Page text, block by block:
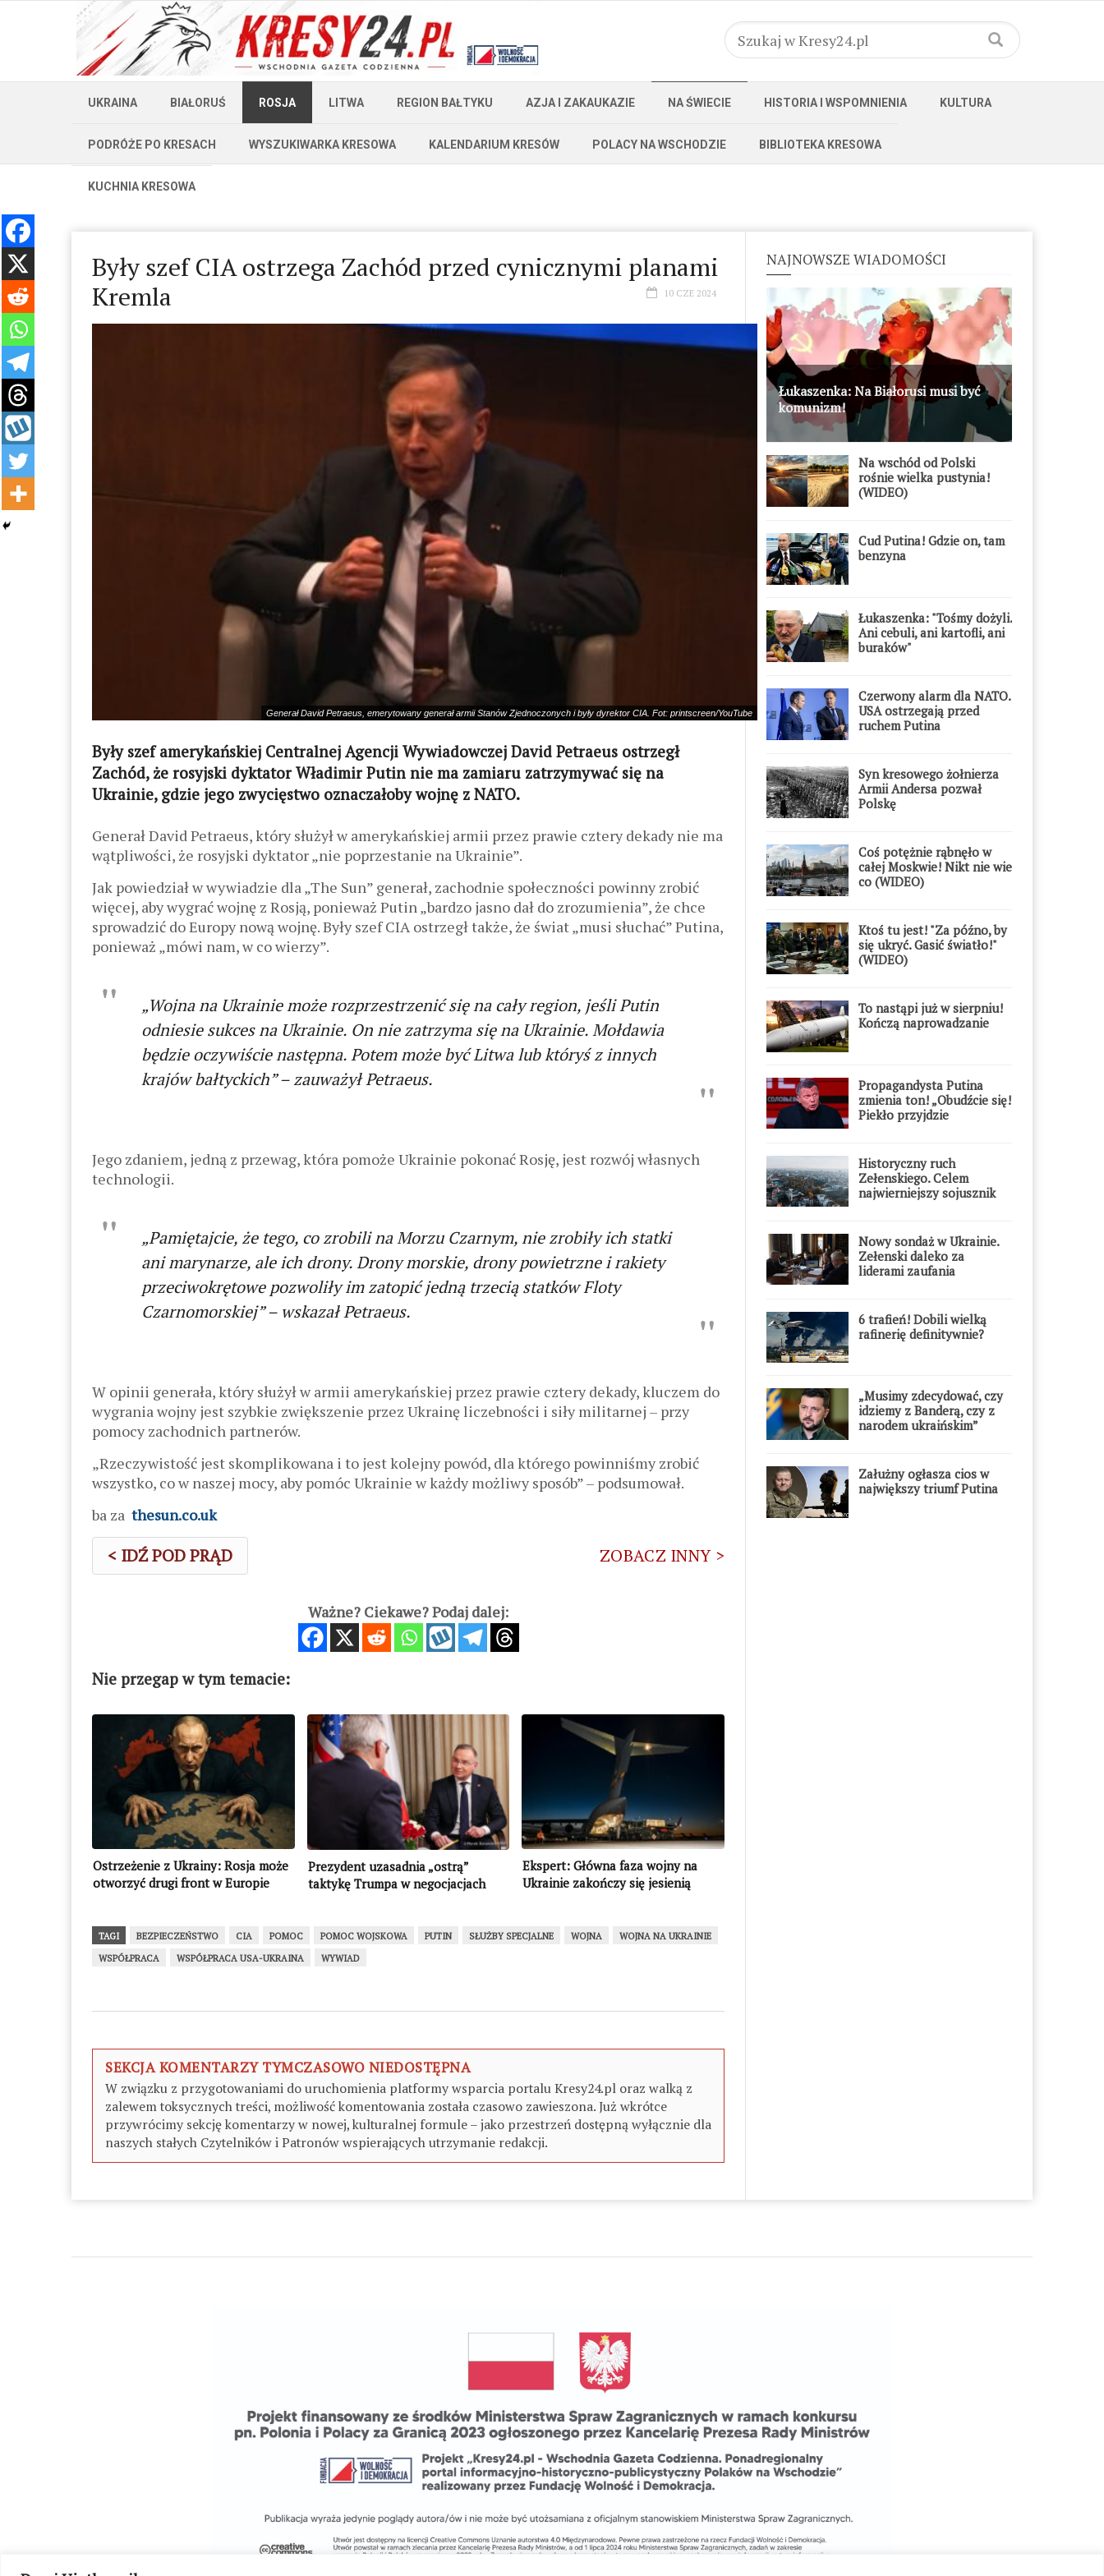
UKRAINA BIAŁORUŚ ROSJA LITWA REGION BAŁTYKU AZJA I ZAKAUKAZIE NA ŚWIECIE HISTORIA I WSPOMNIENIA KULTURA
PODRÓŻE PO KRESACH WYSZUKIWARKA KRESOWA KALENDARIUM KRESÓW POLACY NA WSCHODZIE BIBLIOTEKA KRESOWA
KUCHNIA KRESOWA
Były szef CIA ostrzega Zachód przed cynicznymi planami
Kremla
10 CZE 2024
Generał David Petraeus, emerytowany generał armii Stanów Zjednoczonych i były dyrektor CIA. Fot: printscreen/YouTube
Były szef amerykańskiej Centralnej Agencji Wywiadowczej David Petraeus ostrzegł
Zachód, że rosyjski dyktator Władimir Putin nie ma zamiaru zatrzymywać się na
Ukrainie, gdzie jego zwycięstwo oznaczałoby wojnę z NATO.
Generał David Petraeus, który służył w amerykańskiej armii przez prawie cztery dekady nie ma
wątpliwości, że rosyjski dyktator „nie poprzestanie na Ukrainie”.
Jak powiedział w wywiadzie dla „The Sun” generał, zachodnie społeczności powinny zrobić
więcej, aby wygrać wojnę z Rosją, ponieważ Putin „bardzo jasno dał do zrozumienia”, że chce
sprowadzić do Europy nową wojnę. Były szef CIA ostrzegł także, że świat „musi słuchać” Putina,
ponieważ „mówi nam, w co wierzy”.
„Wojna na Ukrainie może rozprzestrzenić się na cały region, jeśli Putin
odniesie sukces na Ukrainie. On nie zatrzyma się na Ukrainie. Mołdawia
będzie oczywiście następna. Potem może być Litwa lub któryś z innych
krajów bałtyckich” – zauważył Petraeus.
Jego zdaniem, jedną z przewag, która pomoże Ukrainie pokonać Rosję, jest rozwój własnych
technologii.
„Pamiętajcie, że tego, co zrobili na Morzu Czarnym, nie zrobiły ich statki
ani marynarze, ale ich drony. Drony morskie, drony powietrzne i rakiety
przeciwokrętowe pozwoliły im zatopić jedną trzecią statków Floty
Czarnomorskiej” – wskazał Petraeus.
W opinii generała, który służył w armii amerykańskiej przez prawie cztery dekady, kluczem do
wygrania wojny jest szybkie zwiększenie przez Ukrainę liczebności i siły militarnej – przy
pomocy zachodnich partnerów.
„Rzeczywistość jest skomplikowana i to jest kolejny powód, dla którego powinniśmy zrobić
wszystko, co w naszej mocy, aby pomóc Ukrainie w każdy możliwy sposób” – podsumował.
ba za thesun.co.uk
< IDŹ POD PRĄD ZOBACZ INNY >
Ważne? Ciekawe? Podaj dalej:
Nie przegap w tym temacie:
Ostrzeżenie z Ukrainy: Rosja może
otworzyć drugi front w Europie
Prezydent uzasadnia „ostrą”
taktykę Trumpa w negocjacjach
Ekspert: Główna faza wojny na
Ukrainie zakończy się jesienią
TAGI BEZPIECZEŃSTWO CIA POMOC POMOC WOJSKOWA PUTIN SŁUŻBY SPECJALNE WOJNA
WOJNA NA UKRAINIE
WSPÓŁPRACA
WSPÓŁPRACA USA-UKRAINA WYWIAD
SEKCJA KOMENTARZY TYMCZASOWO NIEDOSTĘPNA
W związku z przygotowaniami do uruchomienia platformy wsparcia portalu Kresy24.pl oraz walką z
zalewem toksycznych treści, możliwość komentowania została czasowo zawieszona. Już wkrótce
przywrócimy sekcję komentarzy w nowej, kulturalnej formule – jako przestrzeń dostępną wyłącznie dla
naszych stałych Czytelników i Patronów wspierających utrzymanie redakcji.
NAJNOWSZE WIADOMOŚCI
Łukaszenka: Na Białorusi musi być
komunizm!
Na wschód od Polski
rośnie wielka pustynia!
(WIDEO)
Cud Putina! Gdzie on, tam
benzyna
Łukaszenka: "Tośmy dożyli.
Ani cebuli, ani kartofli, ani
buraków"
Czerwony alarm dla NATO.
USA ostrzegają przed
ruchem Putina
Syn kresowego żołnierza
Armii Andersa pozwał
Polskę
Coś potężnie rąbnęło w
całej Moskwie! Nikt nie wie
co (WIDEO)
Ktoś tu jest! "Za późno, by
się ukryć. Gasić światło!"
(WIDEO)
To nastąpi już w sierpniu!
Kończą naprowadzanie
Propagandysta Putina
zmienia ton! „Obudźcie się!
Piekło przyjdzie
Historyczny ruch
Zełenskiego. Celem
najwierniejszy sojusznik
Nowy sondaż w Ukrainie.
Zełenski daleko za
liderami zaufania
6 trafień! Dobili wielką
rafinerię definitywnie?
„Musimy zdecydować, czy
idziemy z Banderą, czy z
narodem ukraińskim”
Załużny ogłasza cios w
największy triumf Putina